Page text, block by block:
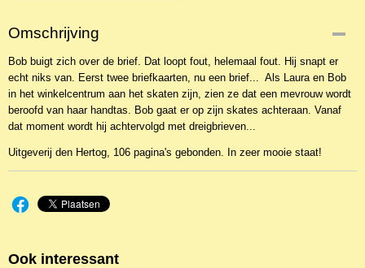
Omschrijving
Bob buigt zich over de brief. Dat loopt fout, helemaal fout. Hij snapt er
echt niks van. Eerst twee briefkaarten, nu een brief... Als Laura en Bob
in het winkelcentrum aan het skaten zijn, zien ze dat een mevrouw wordt
beroofd van haar handtas. Bob gaat er op zijn skates achteraan. Vanaf
dat moment wordt hij achtervolgd met dreigbrieven...
Uitgeverij den Hertog, 106 pagina's gebonden. In zeer mooie staat!
Ook interessant